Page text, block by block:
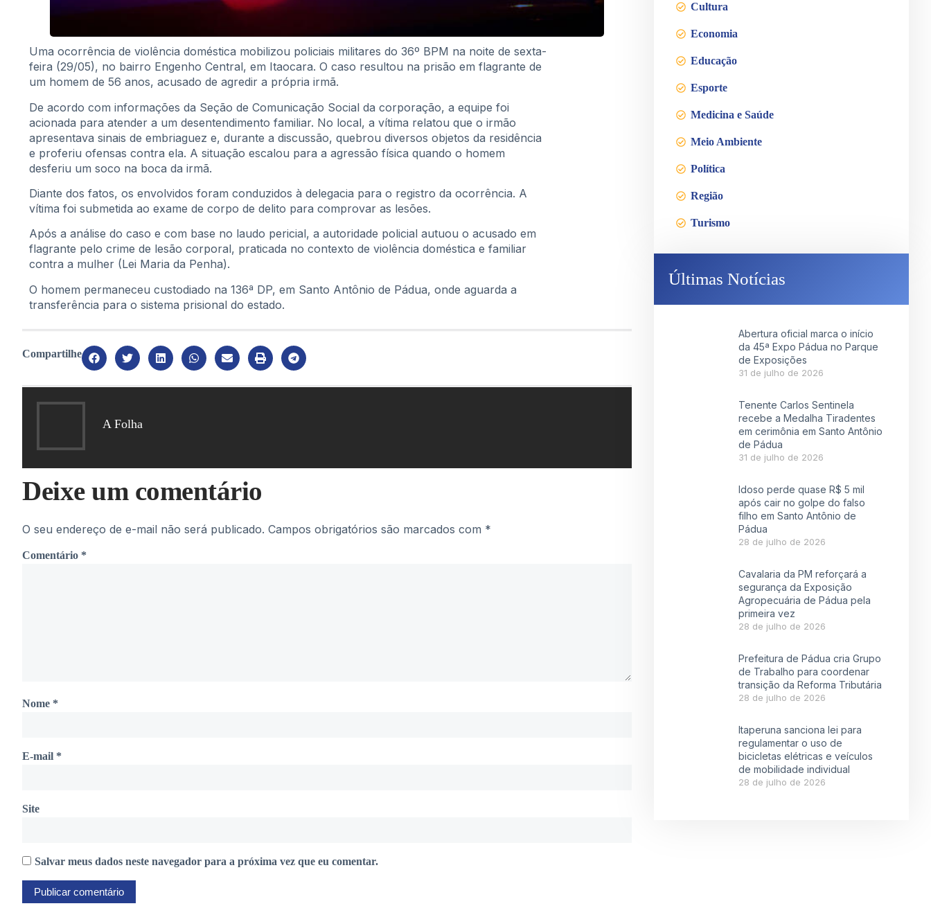
Uma ocorrência de violência doméstica mobilizou policiais militares do 36º BPM na noite de sexta-
feira (29/05), no bairro Engenho Central, em Itaocara. O caso resultou na prisão em flagrante de
um homem de 56 anos, acusado de agredir a própria irmã.
De acordo com informações da Seção de Comunicação Social da corporação, a equipe foi
acionada para atender a um desentendimento familiar. No local, a vítima relatou que o irmão
apresentava sinais de embriaguez e, durante a discussão, quebrou diversos objetos da residência
e proferiu ofensas contra ela. A situação escalou para a agressão física quando o homem
desferiu um soco na boca da irmã.
Diante dos fatos, os envolvidos foram conduzidos à delegacia para o registro da ocorrência. A
vítima foi submetida ao exame de corpo de delito para comprovar as lesões.
Após a análise do caso e com base no laudo pericial, a autoridade policial autuou o acusado em
flagrante pelo crime de lesão corporal, praticada no contexto de violência doméstica e familiar
contra a mulher (Lei Maria da Penha).
O homem permaneceu custodiado na 136ª DP, em Santo Antônio de Pádua, onde aguarda a
transferência para o sistema prisional do estado.
Compartilhe
A Folha
Deixe um comentário
O seu endereço de e-mail não será publicado. Campos obrigatórios são marcados com *
Comentário *
Nome *
E-mail *
Site
Salvar meus dados neste navegador para a próxima vez que eu comentar.
Cultura
Economia
Educação
Esporte
Medicina e Saúde
Meio Ambiente
Política
Região
Turismo
Últimas Notícias
Abertura oficial marca o início
da 45ª Expo Pádua no Parque
de Exposições
31 de julho de 2026
Tenente Carlos Sentinela
recebe a Medalha Tiradentes
em cerimônia em Santo Antônio
de Pádua
31 de julho de 2026
Idoso perde quase R$ 5 mil
após cair no golpe do falso
filho em Santo Antônio de
Pádua
28 de julho de 2026
Cavalaria da PM reforçará a
segurança da Exposição
Agropecuária de Pádua pela
primeira vez
28 de julho de 2026
Prefeitura de Pádua cria Grupo
de Trabalho para coordenar
transição da Reforma Tributária
28 de julho de 2026
Itaperuna sanciona lei para
regulamentar o uso de
bicicletas elétricas e veículos
de mobilidade individual
28 de julho de 2026